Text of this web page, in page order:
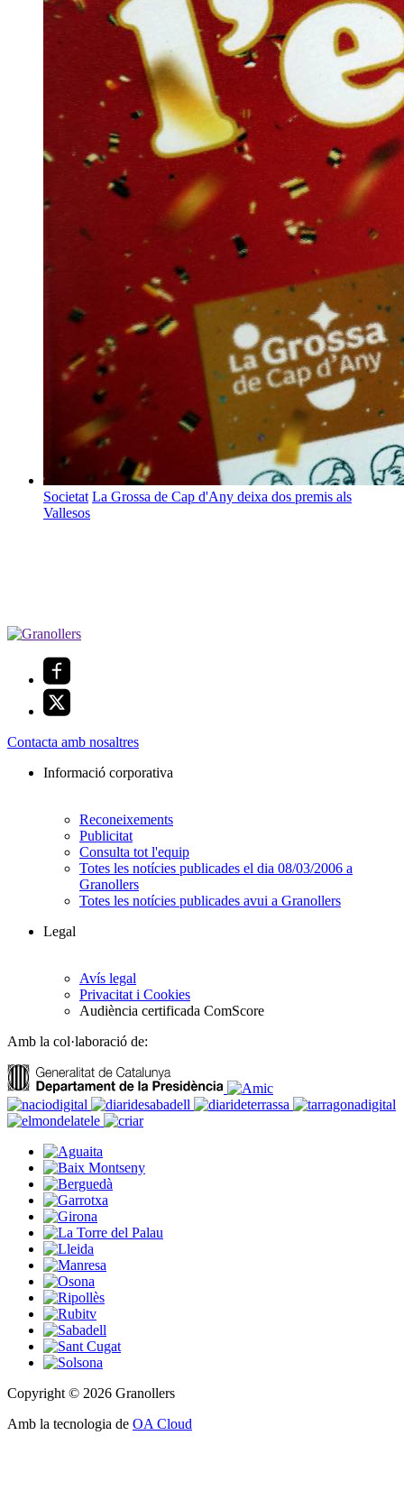
Societat La Grossa de Cap d'Any deixa dos premis als
Vallesos
Contacta amb nosaltres
Informació corporativa
Reconeixements
Publicitat
Consulta tot l'equip
Totes les notícies publicades el dia 08/03/2006 a
Granollers
Totes les notícies publicades avui a Granollers
Legal
Avís legal
Privacitat i Cookies
Audiència certificada ComScore
Amb la col·laboració de:
Copyright © 2026 Granollers
Amb la tecnologia de OA Cloud